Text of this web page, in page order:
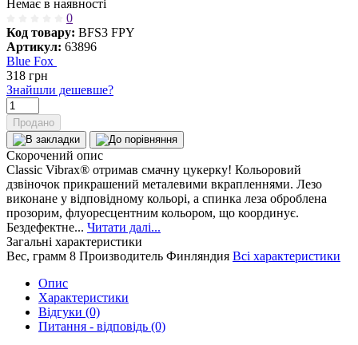
Немає в наявності
0
Код товару: BFS3 FPY
Артикул: 63896
Blue Fox
318 грн
Знайшли дешевше?
Продано
Скорочений опис
Classic Vibrax® отримав смачну цукерку! Кольоровий
дзвіночок прикрашений металевими вкрапленнями. Лезо
виконане у відповідному кольорі, а спинка леза оброблена
прозорим, флуоресцентним кольором, що координує.
Бездефектне... Читати далі...
Загальні характеристики
Вес, грамм 8 Производитель Финляндия Всі характеристики
Опис
Характеристики
Відгуки (0)
Питання - відповідь (0)